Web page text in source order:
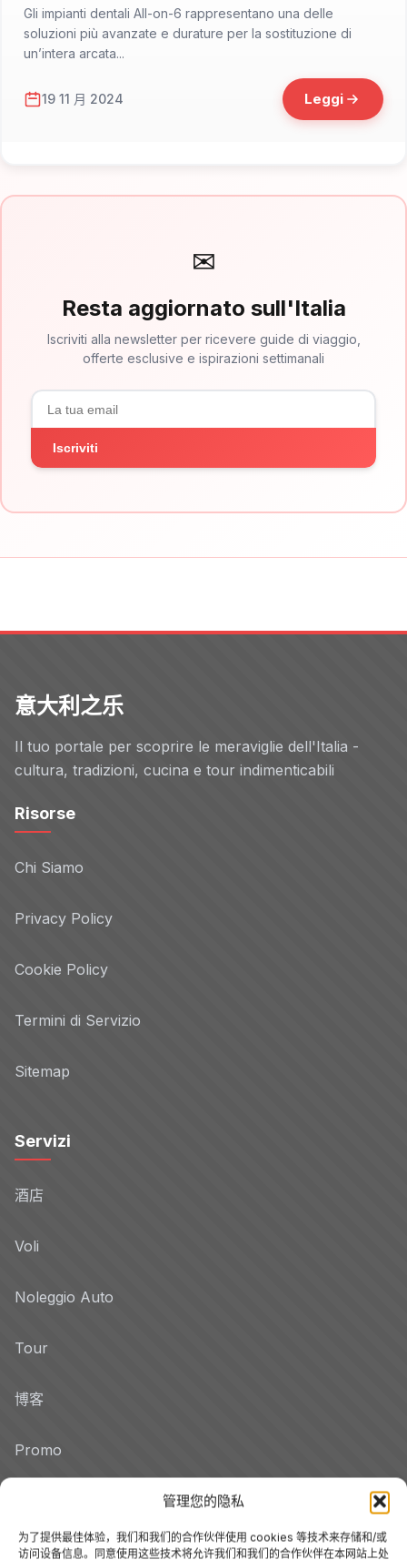
管理您的隐私
为了提供最佳体验，我们和我们的合作伙伴使用 cookies 等技术来存储和/或
访问设备信息。同意使用这些技术将允许我们和我们的合作伙伴在本网站上处
Gli impianti dentali All-on-6 rappresentano una delle
soluzioni più avanzate e durature per la sostituzione di
un’intera arcata...
19 11 月 2024 Leggi
✉
Resta aggiornato sull'Italia
Iscriviti alla newsletter per ricevere guide di viaggio,
offerte esclusive e ispirazioni settimanali
Iscriviti
意大利之乐
Il tuo portale per scoprire le meraviglie dell'Italia -
cultura, tradizioni, cucina e tour indimenticabili
Risorse
Chi Siamo
Privacy Policy
Cookie Policy
Termini di Servizio
Sitemap
Servizi
酒店
Voli
Noleggio Auto
Tour
博客
Promo